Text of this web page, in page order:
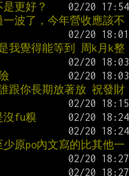
更好？
波了，今年營收應該不
我覺得能等到 周k月k整
跟你長期放著放 祝發財
沒fu糗
原po內文寫的比其他一